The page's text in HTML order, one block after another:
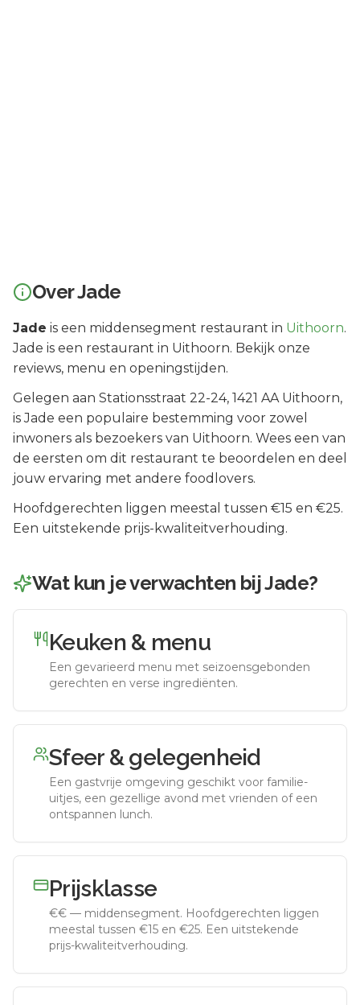
OverJade
Jade is een middensegment restaurant in Uithoorn.
Jade is een restaurant in Uithoorn. Bekijk onze
reviews, menu en openingstijden.
Gelegen aan Stationsstraat 22-24, 1421 AA Uithoorn,
isJade een populaire bestemming voor zowel
inwoners als bezoekers van Uithoorn. Wees een van
de eersten om dit restaurant te beoordelen en deel
jouw ervaring met andere foodlovers.
Hoofdgerechten liggen meestal tussen €15 en €25.
Een uitstekende prijs-kwaliteitverhouding.
Wat kun je verwachten bijJade?
Keuken & menu
Een gevarieerd menu met seizoensgebonden
gerechten en verse ingrediënten.
Sfeer & gelegenheid
Een gastvrije omgeving geschikt voor familie-
uitjes, een gezellige avond met vrienden of een
ontspannen lunch.
Prijsklasse
€€ — middensegment. Hoofdgerechten liggen
meestal tussen €15 en €25. Een uitstekende
prijs-kwaliteitverhouding.